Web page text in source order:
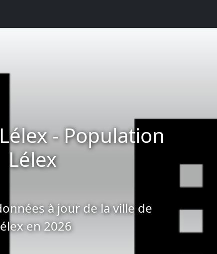
- Population
Lélex
à jour de la ville de
en 2026